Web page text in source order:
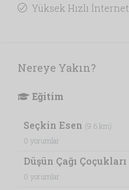
Yüksek Hızlı İnternet
Nereye Yakın?
Eğitim
Seçkin Esen (9.6 km)
0 yorumlar
Düşün Çağı Çoçukları
0 yorumlar